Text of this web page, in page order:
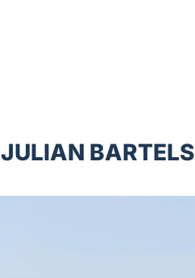
JULIAN BARTELS